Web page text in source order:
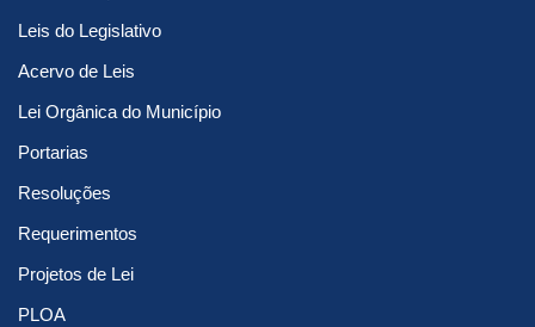
Leis do Legislativo
Acervo de Leis
Lei Orgânica do Município
Portarias
Resoluções
Requerimentos
Projetos de Lei
PLOA